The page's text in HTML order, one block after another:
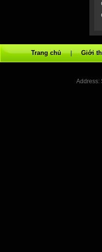
Trang chủ | Giới
Address: